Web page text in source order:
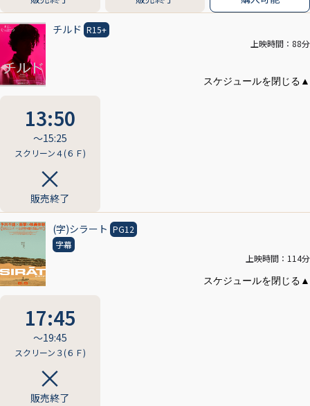
チルド R15+
上映時間：88分
13:50
〜15:25
スクリーン４(６Ｆ)
販売終了
(字)シラート PG12
字幕
上映時間：114分
17:45
〜19:45
スクリーン３(６Ｆ)
販売終了